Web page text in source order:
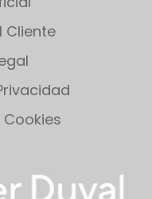
Cliente